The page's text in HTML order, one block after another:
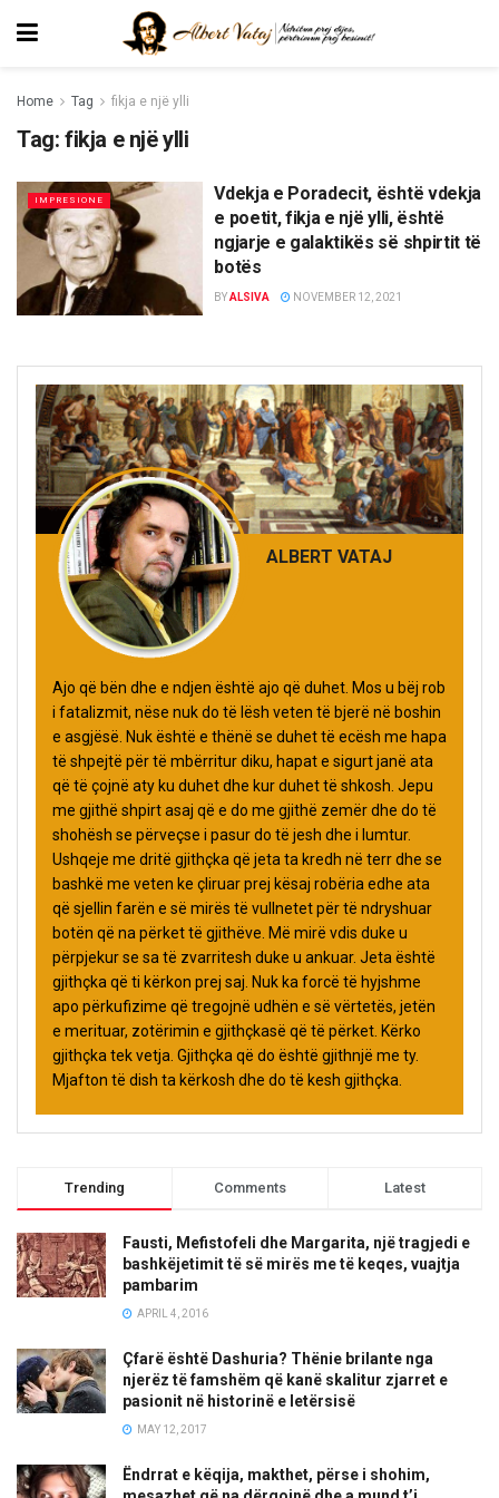
Home Tag fikja e një ylli
Tag: fikja e një ylli
IMPRESIONE
Vdekja e Poradecit, është vdekja
e poetit, fikja e një ylli, është
ngjarje e galaktikës së shpirtit të
botës
BYALSIVA NOVEMBER 12, 2021
ALBERT VATAJ
Ajo që bën dhe e ndjen është ajo që duhet. Mos u bëj rob
i fatalizmit, nëse nuk do të lësh veten të bjerë në boshin
e asgjësë. Nuk është e thënë se duhet të ecësh me hapa
të shpejtë për të mbërritur diku, hapat e sigurt janë ata
që të çojnë aty ku duhet dhe kur duhet të shkosh. Jepu
me gjithë shpirt asaj që e do me gjithë zemër dhe do të
shohësh se përveçse i pasur do të jesh dhe i lumtur.
Ushqeje me dritë gjithçka që jeta ta kredh në terr dhe se
bashkë me veten ke çliruar prej kësaj robëria edhe ata
që sjellin farën e së mirës të vullnetet për të ndryshuar
botën që na përket të gjithëve. Më mirë vdis duke u
përpjekur se sa të zvarritesh duke u ankuar. Jeta është
gjithçka që ti kërkon prej saj. Nuk ka forcë të hyjshme
apo përkufizime që tregojnë udhën e së vërtetës, jetën
e merituar, zotërimin e gjithçkasë që të përket. Kërko
gjithçka tek vetja. Gjithçka që do është gjithnjë me ty.
Mjafton të dish ta kërkosh dhe do të kesh gjithçka.
Trending Comments Latest
Fausti, Mefistofeli dhe Margarita, një tragjedi e
bashkëjetimit të së mirës me të keqes, vuajtja
pambarim
APRIL 4, 2016
Çfarë është Dashuria? Thënie brilante nga
njerëz të famshëm që kanë skalitur zjarret e
pasionit në historinë e letërsisë
MAY 12, 2017
Ëndrrat e këqija, makthet, përse i shohim,